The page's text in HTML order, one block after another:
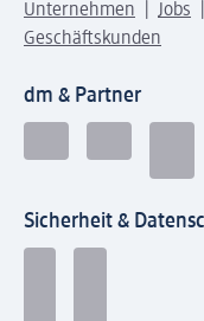
Unternehmen Jobs
Geschäftskunden
dm & Partner
Sicherheit &